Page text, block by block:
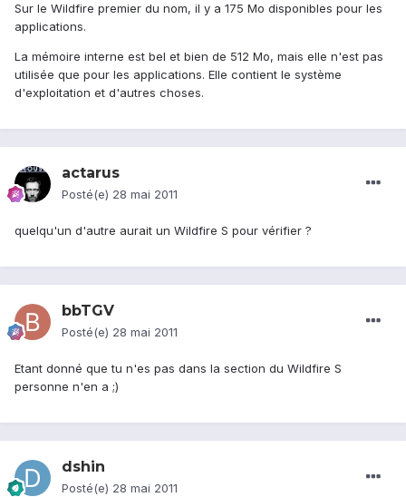
Sur le Wildfire premier du nom, il y a 175 Mo disponibles pour les
applications.
La mémoire interne est bel et bien de 512 Mo, mais elle n'est pas
utilisée que pour les applications. Elle contient le système
d'exploitation et d'autres choses.
actarus
Posté(e) 28 mai 2011
quelqu'un d'autre aurait un Wildfire S pour vérifier ?
bbTGV
Posté(e) 28 mai 2011
Etant donné que tu n'es pas dans la section du Wildfire S
personne n'en a ;)
dshin
Posté(e) 28 mai 2011